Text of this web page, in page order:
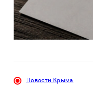
Новости Крыма